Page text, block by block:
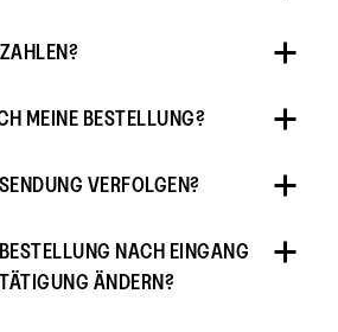
MEINE BESTELLUNG?
VERFOLGEN?
NACH EINGANG
ÄNDERN?